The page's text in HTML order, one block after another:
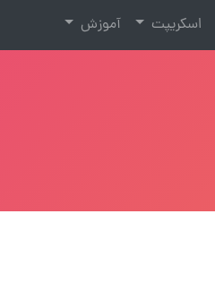
اسکریپت آموزش